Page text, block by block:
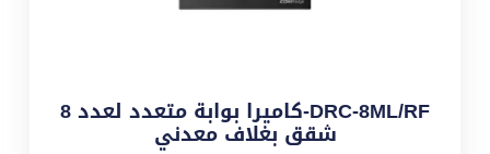
DRC-8ML/RF-كاميرا بوابة متعدد لعدد 8
شقق بغلاف معدني